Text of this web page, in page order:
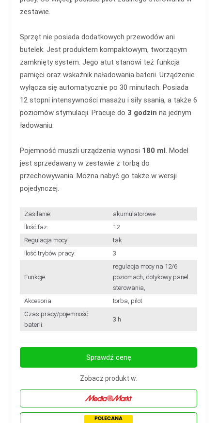
zestawie.
Sprzęt nie posiada dodatkowych przewodów ani
butelek. Jest produktem kompaktowym, tworzącym
zamknięty system. Jego atut stanowi też funkcja
pamięci oraz wskaźnik naładowania baterii. Urządzenie
wyłącza się automatycznie po 30 minutach. Posiada
12 stopni intensywności masażu i siły ssania, a także 6
poziomów stymulacji. Pracuje do 3 godzin na jednym
ładowaniu.
Pojemność muszli urządzenia wynosi 180 ml. Model
jest sprzedawany w zestawie z torbą do
przechowywania. Można nabyć go także w wersji
pojedynczej.
Zasilanie:
akumulatorowe
Ilość faz:
12
Regulacja mocy:
tak
Ilość trybów pracy:
3
Funkcje:
regulacja mocy na 12/6
poziomach, dotykowy panel
sterowania,
Akcesoria:
torba, pilot
Czas pracy/pojemność
baterii:
3 h
Sprawdź cenę
Zobacz produkt w: